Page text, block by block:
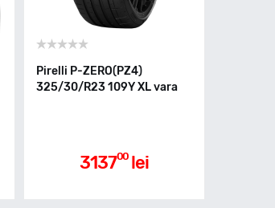
Pirelli P-ZERO(PZ4)
325/30/R23 109Y XL vara
313700 lei